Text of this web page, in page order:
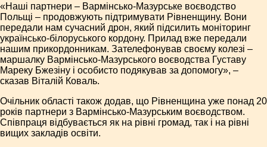
«Наші партнери – Вармінсько-Мазурське воєводство
Польщі – продовжують підтримувати Рівненщину. Вони
передали нам сучасний дрон, який підсилить моніторинг
українсько-білоруського кордону. Прилад вже передали
нашим прикордонникам. Зателефонував своєму колезі –
маршалку Вармінсько-Мазурського воєводства Густаву
Мареку Бжезіну і особисто подякував за допомогу», –
сказав Віталій Коваль.
Очільник області також додав, що Рівненщина уже понад 20
років партнери з Вармінсько-Мазурським воєводством.
Співпраця відбувається як на рівні громад, так і на рівні
вищих закладів освіти.